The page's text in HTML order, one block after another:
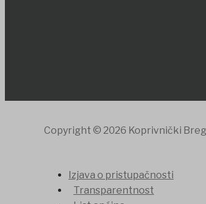
Copyright © 2026 Koprivnički
Izjava o pristupačnosti
Transparentnost